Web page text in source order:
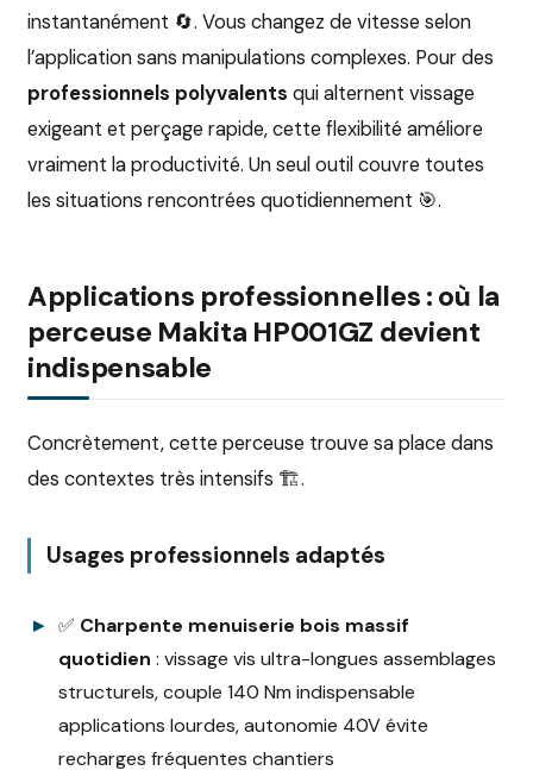
instantanément 🔄. Vous changez de vitesse selon
l’application sans manipulations complexes. Pour des
professionnels polyvalents qui alternent vissage
exigeant et perçage rapide, cette flexibilité améliore
vraiment la productivité. Un seul outil couvre toutes
les situations rencontrées quotidiennement 🎯.
Applications professionnelles : où la
perceuse Makita HP001GZ devient
indispensable
Concrètement, cette perceuse trouve sa place dans
des contextes très intensifs 🏗️.
Usages professionnels adaptés
✅ Charpente menuiserie bois massif
quotidien : vissage vis ultra-longues assemblages
structurels, couple 140 Nm indispensable
applications lourdes, autonomie 40V évite
recharges fréquentes chantiers